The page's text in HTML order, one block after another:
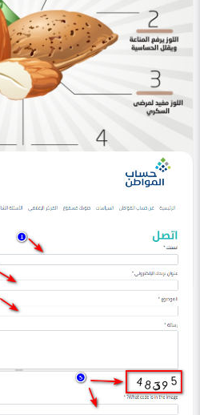
في التصنيف
الصحة
فوائد اللوز للنساء: غذاء
emanalaa